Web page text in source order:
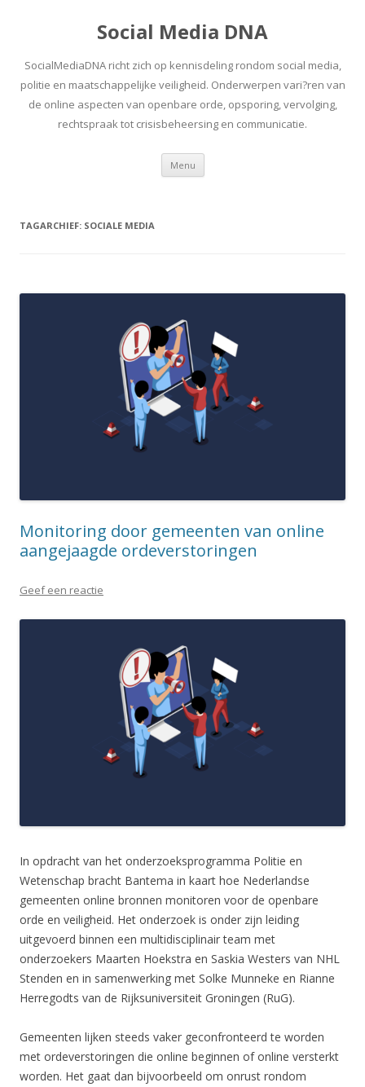
Social Media DNA
SocialMediaDNA richt zich op kennisdeling rondom social media,
politie en maatschappelijke veiligheid. Onderwerpen vari?ren van
de online aspecten van openbare orde, opsporing, vervolging,
rechtspraak tot crisisbeheersing en communicatie.
Menu Spring
inhoud
TAGARCHIEF: SOCIALE MEDIA
Monitoring door gemeenten van online
aangejaagde ordeverstoringen
Geef een reactie
In opdracht van het onderzoeksprogramma Politie en
Wetenschap bracht Bantema in kaart hoe Nederlandse
gemeenten online bronnen monitoren voor de openbare
orde en veiligheid. Het onderzoek is onder zijn leiding
uitgevoerd binnen een multidisciplinair team met
onderzoekers Maarten Hoekstra en Saskia Westers van NHL
Stenden en in samenwerking met Solke Munneke en Rianne
Herregodts van de Rijksuniversiteit Groningen (RuG).
Gemeenten lijken steeds vaker geconfronteerd te worden
met ordeverstoringen die online beginnen of online versterkt
worden. Het gaat dan bijvoorbeeld om onrust rondom